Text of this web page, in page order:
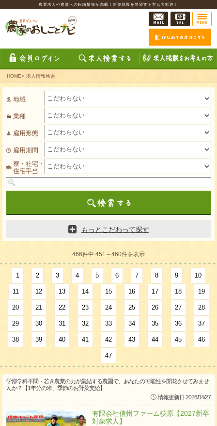
農業求人や農業への転職情報が満載！新規就農を希望する方も大歓迎！
HOME> 求人情報検索
地域
業種
雇用形態
雇用期間
寮・社宅・
住宅手当
もっとこだわって探す
466件中 451～460件を表示
1 2 3 4 5 6 7 8 9 10
11 12 13 14 15 16 17 18 19
20 21 22 23 24 25 26 27 28
29 30 31 32 33 34 35 36 37
38 39 40 41 42 43 44 45 46
47
学部学科不問・若き農業の力が集結する農園で、あなたの可能性を開花させてみませ
んか？【1年分の米、季節のお野菜支給】
情報更新日 2026/04/27
有限会社信州ファーム荻原【2027新卒
対象求人】